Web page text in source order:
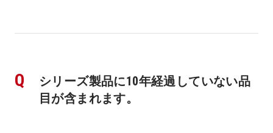
シリーズ製品に10年経過していない品
目が含まれます。